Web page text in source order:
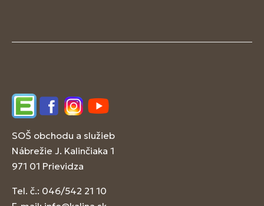
EdupageFacebookInstagram
YouTube
SOŠ obchodu a služieb
Nábrežie J. Kalinčiaka 1
971 01 Prievidza
Tel. č.: 046/542 21 10